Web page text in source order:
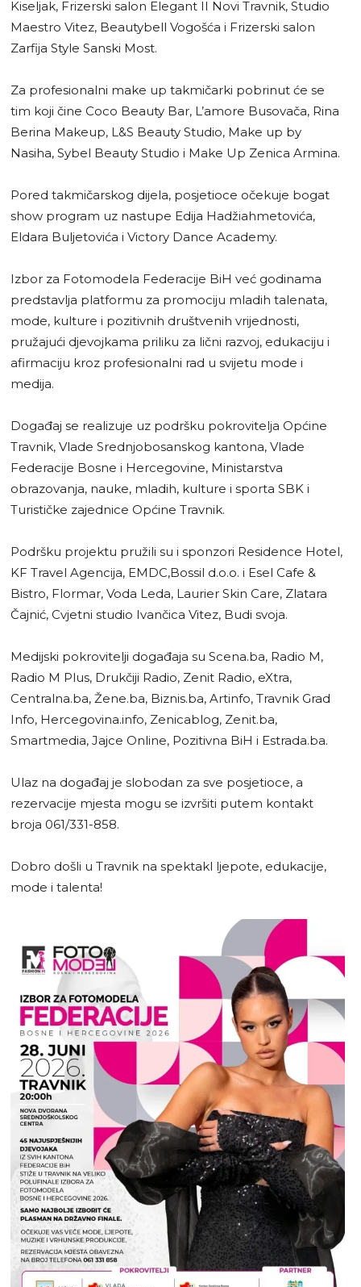
Kiseljak, Frizerski salon Elegant II Novi Travnik, Studio
Maestro Vitez, Beautybell Vogošća i Frizerski salon
Zarfija Style Sanski Most.
Za profesionalni make up takmičarki pobrinut će se
tim koji čine Coco Beauty Bar, L’amore Busovača, Rina
Berina Makeup, L&S Beauty Studio, Make up by
Nasiha, Sybel Beauty Studio i Make Up Zenica Armina.
Pored takmičarskog dijela, posjetioce očekuje bogat
show program uz nastupe Edija Hadžiahmetovića,
Eldara Buljetovića i Victory Dance Academy.
Izbor za Fotomodela Federacije BiH već godinama
predstavlja platformu za promociju mladih talenata,
mode, kulture i pozitivnih društvenih vrijednosti,
pružajući djevojkama priliku za lični razvoj, edukaciju i
afirmaciju kroz profesionalni rad u svijetu mode i
medija.
Događaj se realizuje uz podršku pokrovitelja Općine
Travnik, Vlade Srednjobosanskog kantona, Vlade
Federacije Bosne i Hercegovine, Ministarstva
obrazovanja, nauke, mladih, kulture i sporta SBK i
Turističke zajednice Općine Travnik.
Podršku projektu pružili su i sponzori Residence Hotel,
KF Travel Agencija, EMDC,Bossil d.o.o. i Esel Cafe &
Bistro, Flormar, Voda Leda, Laurier Skin Care, Zlatara
Čajnić, Cvjetni studio Ivančica Vitez, Budi svoja.
Medijski pokrovitelji događaja su Scena.ba, Radio M,
Radio M Plus, Drukčiji Radio, Zenit Radio, eXtra,
Centralna.ba, Žene.ba, Biznis.ba, Artinfo, Travnik Grad
Info, Hercegovina.info, Zenicablog, Zenit.ba,
Smartmedia, Jajce Online, Pozitivna BiH i Estrada.ba.
Ulaz na događaj je slobodan za sve posjetioce, a
rezervacije mjesta mogu se izvršiti putem kontakt
broja 061/331-858.
Dobro došli u Travnik na spektakl ljepote, edukacije,
mode i talenta!